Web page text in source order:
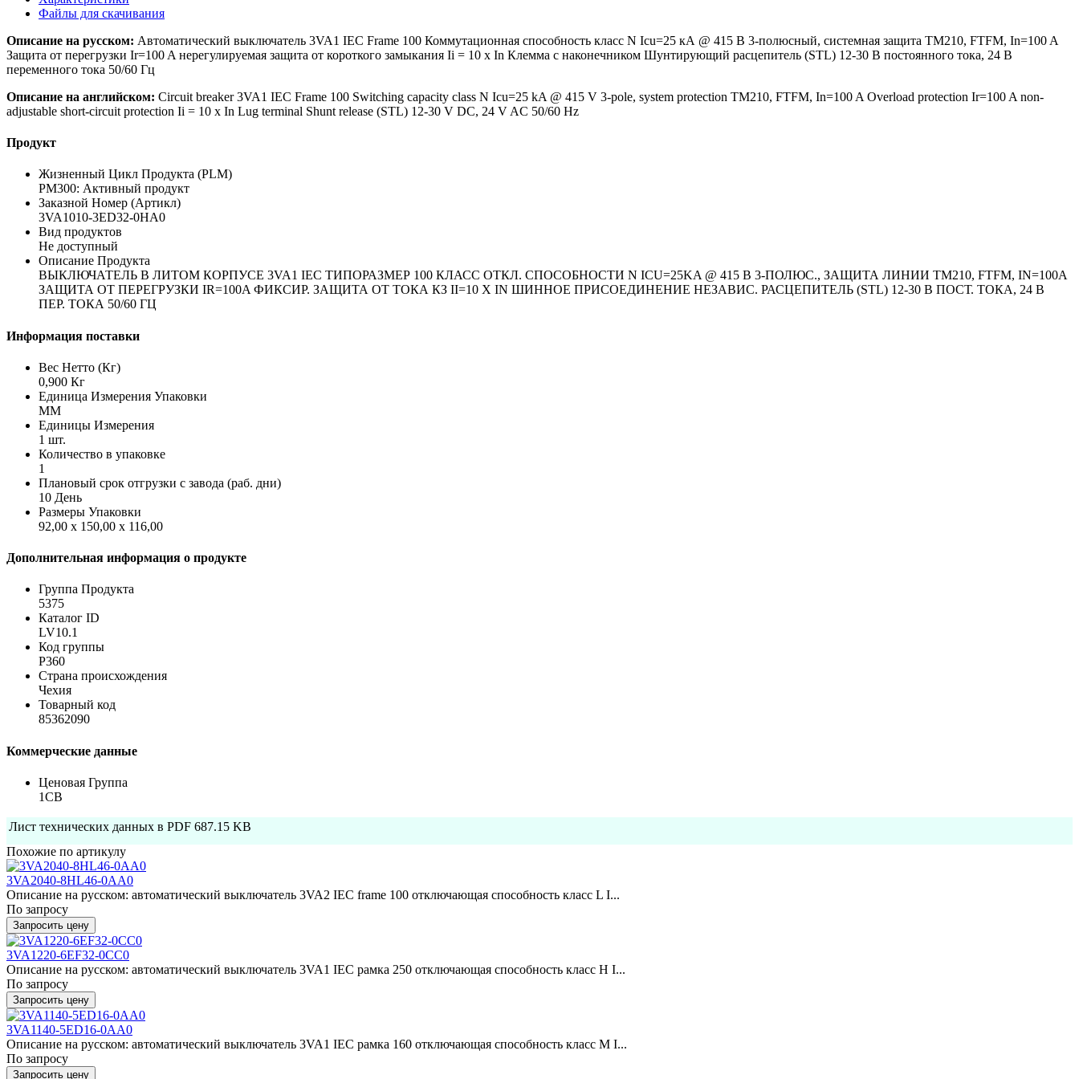
Файлы для скачивания
Описание на русском: Автоматический выключатель 3VA1 IEC Frame 100 Коммутационная способность класс N Icu=25 кА @ 415 В 3-полюсный, системная защита TM210, FTFM, In=100 A
Защита от перегрузки Ir=100 A нерегулируемая защита от короткого замыкания Ii = 10 x In Клемма с наконечником Шунтирующий расцепитель (STL) 12-30 В постоянного тока, 24 В
переменного тока 50/60 Гц
Описание на английском: Circuit breaker 3VA1 IEC Frame 100 Switching capacity class N Icu=25 kA @ 415 V 3-pole, system protection TM210, FTFM, In=100 A Overload protection Ir=100 A non-
adjustable short-circuit protection Ii = 10 x In Lug terminal Shunt release (STL) 12-30 V DC, 24 V AC 50/60 Hz
Продукт
Жизненный Цикл Продукта (PLM)
PM300: Активный продукт
Заказной Номер (Артикл)
3VA1010-3ED32-0HA0
Вид продуктов
Не доступный
Описание Продукта
ВЫКЛЮЧАТЕЛЬ В ЛИТОМ КОРПУСЕ 3VA1 IEC ТИПОРАЗМЕР 100 КЛАСС ОТКЛ. СПОСОБНОСТИ N ICU=25KA @ 415 В 3-ПОЛЮС., ЗАЩИТА ЛИНИИ TM210, FTFM, IN=100A
ЗАЩИТА ОТ ПЕРЕГРУЗКИ IR=100A ФИКСИР. ЗАЩИТА ОТ ТОКА КЗ II=10 X IN ШИННОЕ ПРИСОЕДИНЕНИЕ НЕЗАВИС. РАСЦЕПИТЕЛЬ (STL) 12-30 В ПОСТ. ТОКА, 24 В
ПЕР. ТОКА 50/60 ГЦ
Информация поставки
Вес Нетто (Кг)
0,900 Кг
Единица Измерения Упаковки
MM
Единицы Измерения
1 шт.
Количество в упаковке
1
Плановый срок отгрузки с завода (раб. дни)
10 День
Размеры Упаковки
92,00 x 150,00 x 116,00
Дополнительная информация о продукте
Группа Продукта
5375
Каталог ID
LV10.1
Код группы
P360
Страна происхождения
Чехия
Товарный код
85362090
Коммерческие данные
Ценовая Группа
1CB
Лист технических данных в PDF 687.15 KB
Похожие по артикулу
3VA2040-8HL46-0AA0
Описание на русском: автоматический выключатель 3VA2 IEC frame 100 отключающая способность класс L I...
По запросу
Запросить цену
3VA1220-6EF32-0CC0
Описание на русском: автоматический выключатель 3VA1 IEC рамка 250 отключающая способность класс H I...
По запросу
Запросить цену
3VA1140-5ED16-0AA0
Описание на русском: автоматический выключатель 3VA1 IEC рамка 160 отключающая способность класс M I...
По запросу
Запросить цену